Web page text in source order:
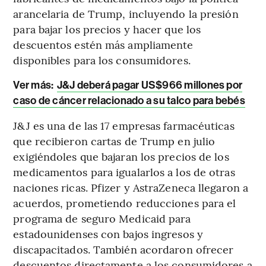
arancelaria de Trump, incluyendo la presión
para bajar los precios y hacer que los
descuentos estén más ampliamente
disponibles para los consumidores.
Ver más: J&J deberá pagar US$966 millones por
caso de cáncer relacionado a su talco para bebés
J&J es una de las 17 empresas farmacéuticas
que recibieron cartas de Trump en julio
exigiéndoles que bajaran los precios de los
medicamentos para igualarlos a los de otras
naciones ricas. Pfizer y AstraZeneca llegaron a
acuerdos, prometiendo reducciones para el
programa de seguro Medicaid para
estadounidenses con bajos ingresos y
discapacitados. También acordaron ofrecer